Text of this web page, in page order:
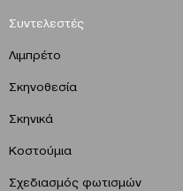
Συντελεστές
Σκηνοθεσία
Σκηνικά
Κοστούμια
Σχεδιασμός